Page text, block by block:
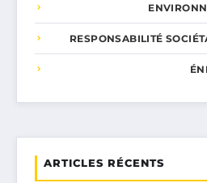
RESPONSABILITÉ
ARTICLES RÉCENTS